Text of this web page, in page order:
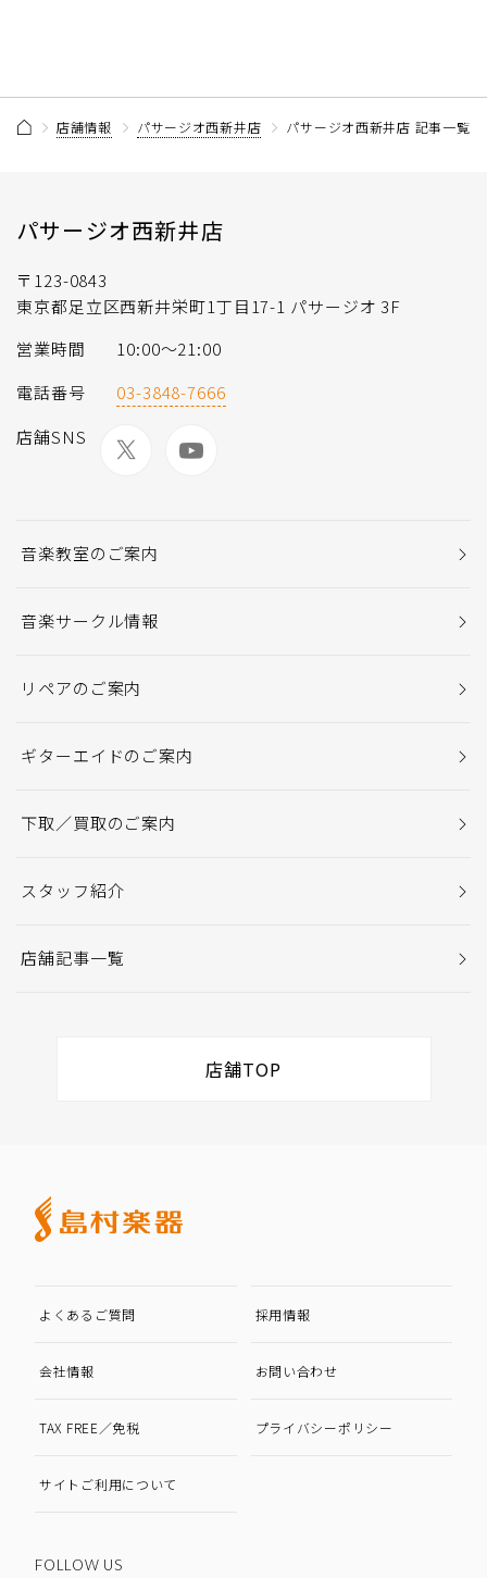
店舗情報 パサージオ西新井店 パサージオ西新井店 記事一覧
パサージオ西新井店
〒123-0843
東京都足立区西新井栄町1丁目17-1 パサージオ 3F
営業時間
10:00〜21:00
電話番号
03-3848-7666
店舗SNS
音楽教室のご案内
音楽サークル情報
リペアのご案内
ギターエイドのご案内
下取／買取のご案内
スタッフ紹介
店舗記事一覧
店舗TOP
よくあるご質問 採用情報
会社情報 お問い合わせ
TAX FREE／免税 プライバシーポリシー
サイトご利用について
FOLLOW US